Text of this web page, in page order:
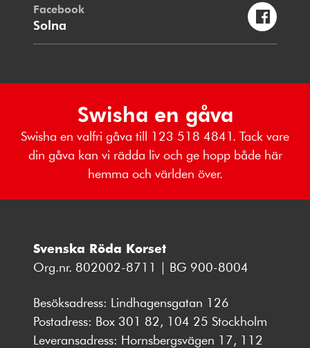
Facebook
Solna
Swisha en gåva
Swisha en valfri gåva till 123 518 4841. Tack vare
din gåva kan vi rädda liv och ge hopp både här
hemma och världen över.
Svenska Röda Korset
Org.nr. 802002-8711 | BG 900-8004
Besöksadress: Lindhagensgatan 126
Postadress: Box 301 82, 104 25 Stockholm
Leveransadress: Hornsbergsvägen 17, 112